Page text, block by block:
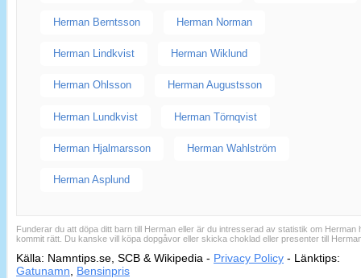
Herman Berntsson Herman Norman
Herman Lindkvist Herman Wiklund
Herman Ohlsson Herman Augustsson
Herman Lundkvist Herman Törnqvist
Herman Hjalmarsson Herman Wahlström
Herman Asplund
Funderar du att döpa ditt barn till Herman eller är du intresserad av statistik om Herman
kommit rätt. Du kanske vill köpa dopgåvor eller skicka choklad eller presenter till
Källa: Namntips.se, SCB & Wikipedia - Privacy Policy - Länktips:
Gatunamn
Bensinpris